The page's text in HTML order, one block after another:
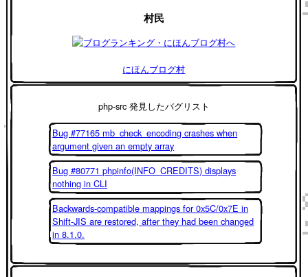
村民
にほんブログ村
php-src 発見したバグリスト
Bug #77165 mb_check_encoding crashes when
argument given an empty array
Bug #80771 phpinfo(INFO_CREDITS) displays
nothing in CLI
Backwards-compatible mappings for 0x5C/0x7E in
Shift-JIS are restored, after they had been changed
in 8.1.0.